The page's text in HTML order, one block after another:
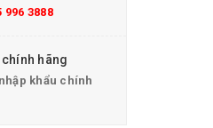
996 3888
hãng
khẩu chính